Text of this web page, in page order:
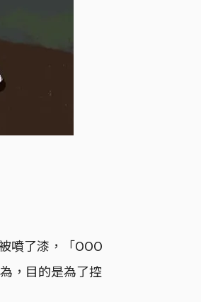
噴了漆，「OOO
，目的是為了控